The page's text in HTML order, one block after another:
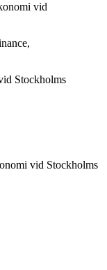
vid
Stockholms
vid Stockholms